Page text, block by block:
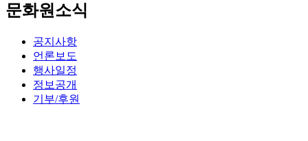
문화원소식
공지사항
언론보도
행사일정
정보공개
기부/후원